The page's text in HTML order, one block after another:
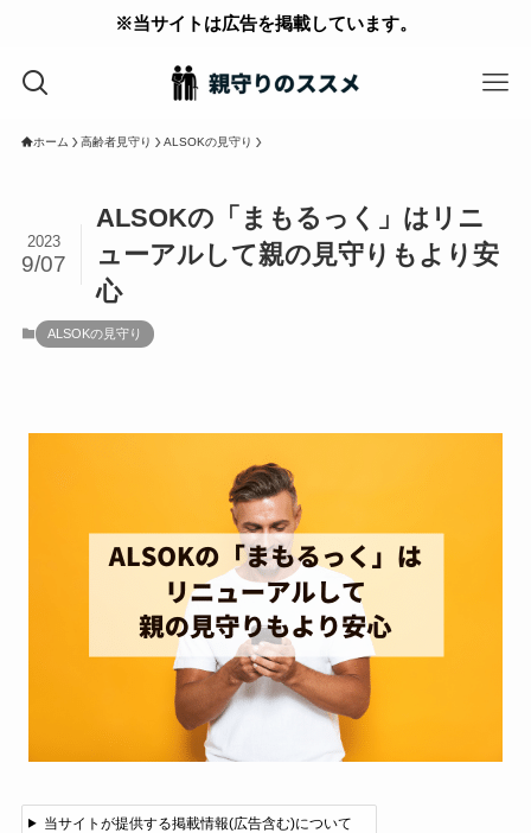
※当サイトは広告を掲載しています。
ホーム 高齢者見守り ALSOKの見守り
ALSOKの「まもるっく」はリニ
ューアルして親の見守りもより安
心
2023
9/07
ALSOKの見守り
当サイトが提供する掲載情報(広告含む)について